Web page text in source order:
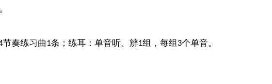
节奏练习曲1条；练耳：单音听、辨1组，每组 3个单音。